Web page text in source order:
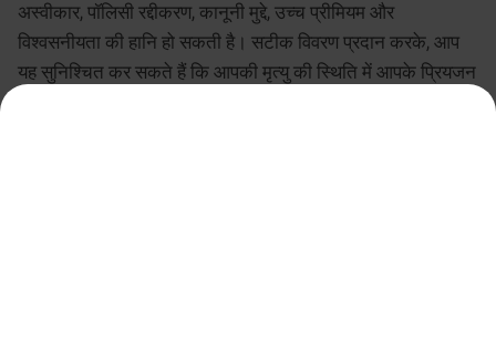
अस्वीकार, पॉलिसी रद्दीकरण, कानूनी मुद्दे, उच्च प्रीमियम और
विश्वसनीयता की हानि हो सकती है। सटीक विवरण प्रदान करके, आप
यह सुनिश्चित कर सकते हैं कि आपकी मृत्यु की स्थिति में आपके प्रियजन